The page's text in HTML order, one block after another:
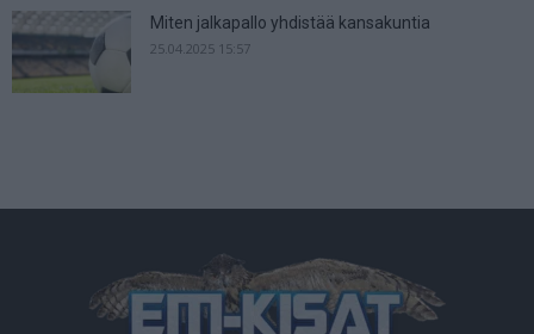
Miten jalkapallo yhdistää kansakuntia
25.04.2025 15:57